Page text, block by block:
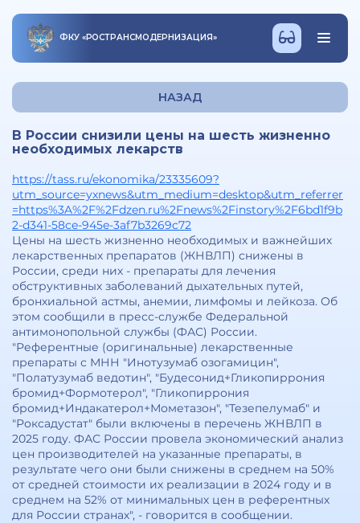
ФКУ «РОСТРАНСМОДЕРНИЗАЦИЯ»
НАЗАД
В России снизили цены на шесть жизненно
необходимых лекарств
https://tass.ru/ekonomika/23335609?
utm_source=yxnews&utm_medium=desktop&utm_referrer
=https%3A%2F%2Fdzen.ru%2Fnews%2Finstory%2F6bd1f9b
2-d341-58ce-945e-3af7b3269c72
Цены на шесть жизненно необходимых и важнейших
лекарственных препаратов (ЖНВЛП) снижены в
России, среди них - препараты для лечения
обструктивных заболеваний дыхательных путей,
бронхиальной астмы, анемии, лимфомы и лейкоза. Об
этом сообщили в пресс-службе Федеральной
антимонопольной службы (ФАС) России.
"Референтные (оригинальные) лекарственные
препараты с МНН "Инотузумаб озогамицин",
"Полатузумаб ведотин", "Будесонид+Гликопиррония
бромид+Формотерол", "Гликопиррония
бромид+Индакатерол+Мометазон", "Тезепелумаб" и
"Роксадустат" были включены в перечень ЖНВЛП в
2025 году. ФАС России провела экономический анализ
цен производителей на указанные препараты, в
результате чего они были снижены в среднем на 50%
от средней стоимости их реализации в 2024 году и в
среднем на 52% от минимальных цен в референтных
для России странах", - говорится в сообщении.